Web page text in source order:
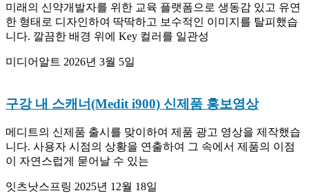
미래의 신약개발자를 위한 교육 플랫폼으로 생동감 있고 유연
한 형태로 디자인하여 딱딱하고 보수적인 이미지를 탈피했습
니다. 깔끔한 배경 위에 Key 컬러를 일관성
미디어알트 2026년 3월 5일
구강 내 스캐너(Medit i900) 신제품 홍보영상
메디트의 신제품 출시를 맞이하여 제품 광고 영상을 제작했습
니다. 사용자 시점의 상황을 연출하여 그 속에서 제품의 이점
이 자연스럽게 묻어날 수 있는
잇츠낫스프링 2025년 12월 18일